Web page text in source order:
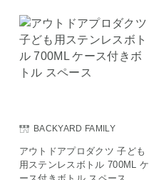
BACKYARD FAMILY
アウトドアプロダクツ 子ども
用ステンレスボトル 700ML ケ